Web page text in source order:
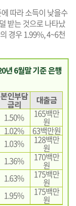
따라 소득이 낮을수
받는 것으로 나타났
경우 1.99%, 4~6천
년 6월말 기준 은행
본인부담
금리
대출금
1.50% 165백만
원
1.02% 63백만원
1.03% 128백만
원
1.36% 170백만
원
1.63% 175백만
원
1.95% 175백만
원